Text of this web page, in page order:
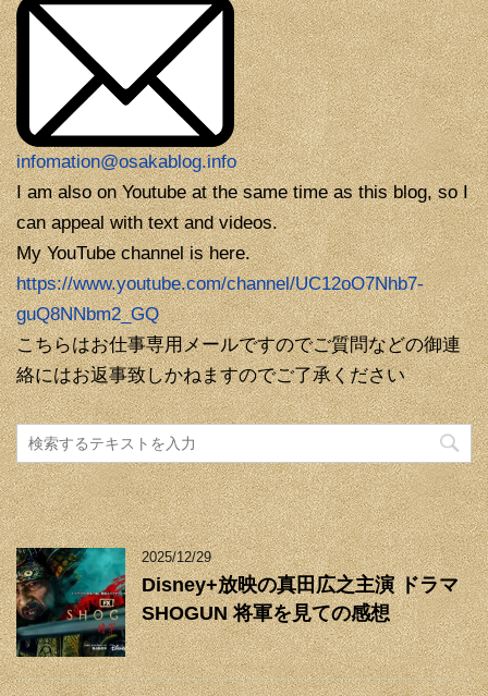
infomation@osakablog.info
I am also on Youtube at the same time as this blog, so I
can appeal with text and videos.
My YouTube channel is here.
https://www.youtube.com/channel/UC12oO7Nhb7-
guQ8NNbm2_GQ
こちらはお仕事専用メールですのでご質問などの御連
絡にはお返事致しかねますのでご了承ください
2025/12/29
Disney+放映の真田広之主演 ドラマ
SHOGUN 将軍を見ての感想